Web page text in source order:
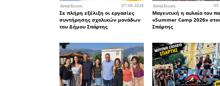
Με την
από τα